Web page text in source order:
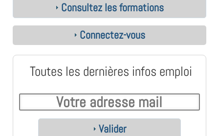
Consultez les formations
Connectez-vous
Toutes les dernières infos emploi
Valider